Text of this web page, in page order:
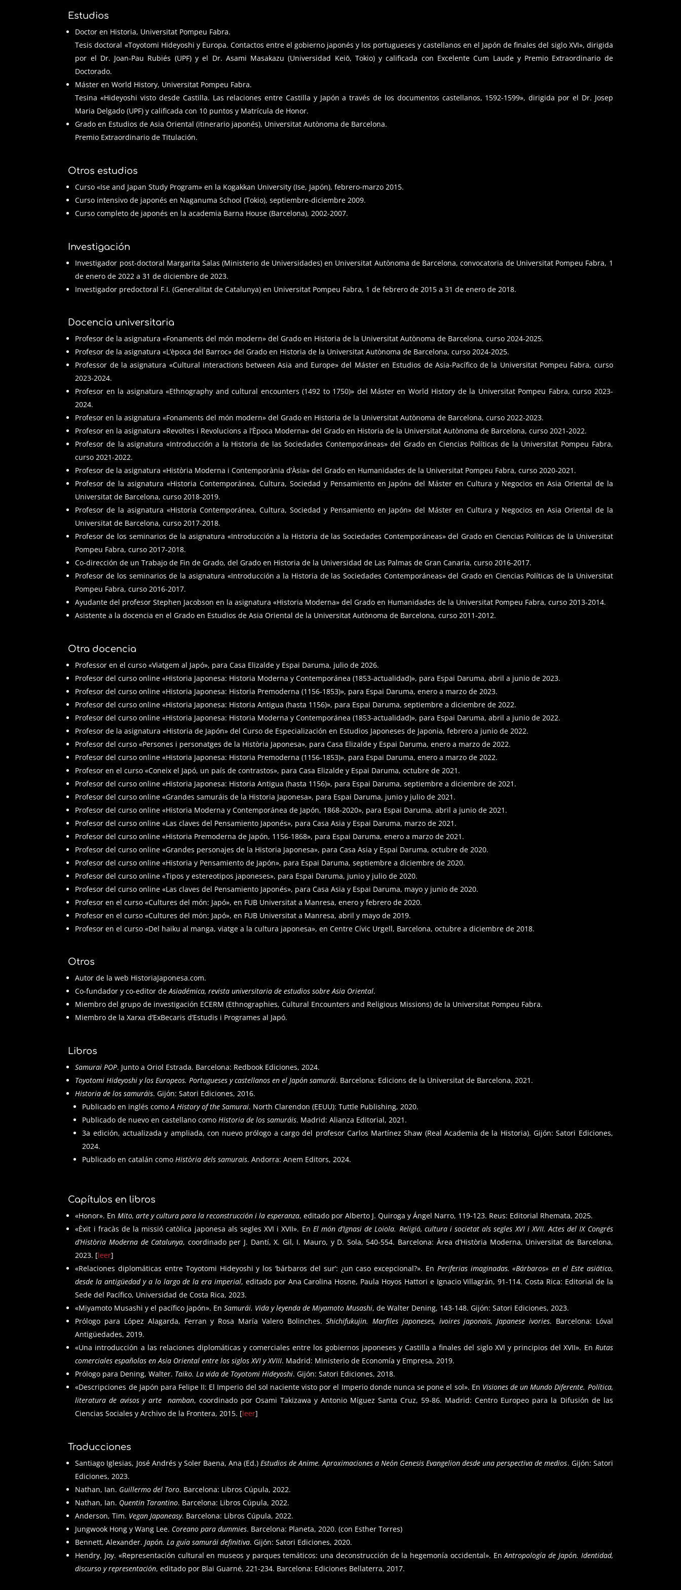
Estudios
Doctor en Historia, Universitat Pompeu Fabra.
Tesisdoctoral «Toyotomi Hideyoshi y Europa. Contactos entre el gobierno japonés y los portugueses y castellanos en el Japón de finales del siglo XVI», dirigida
por el Dr. Joan-Pau Rubiés (UPF) y el Dr. Asami Masakazu (Universidad Keiō, Tokio)y calificada con Excelente Cum Laude y Premio Extraordinario de
Doctorado.
Máster en World History, Universitat Pompeu Fabra.
Tesina «Hideyoshi visto desde Castilla. Las relaciones entre Castilla y Japón a través de los documentos castellanos, 1592-1599», dirigida por el Dr. Josep
Maria Delgado (UPF) y calificada con 10 puntos y Matrícula de Honor.
Grado en Estudios de Asia Oriental (itinerario japonés), Universitat Autònoma de Barcelona.
Premio Extraordinario de Titulación.
Otros estudios
Curso «Ise and Japan Study Program» en la Kogakkan University (Ise, Japón), febrero-marzo 2015.
Curso intensivo de japonés en Naganuma School (Tokio), septiembre-diciembre 2009.
Curso completo de japonés en la academia Barna House (Barcelona), 2002-2007.
Investigación
Investigador post-doctoral Margarita Salas (Ministerio de Universidades) en Universitat Autònoma de Barcelona, convocatoria de Universitat Pompeu Fabra, 1
de enero de 2022 a 31 de diciembre de 2023.
Investigador predoctoral F.I. (Generalitat de Catalunya) en Universitat Pompeu Fabra, 1 de febrero de 2015 a 31 de enero de 2018.
Docencia universitaria
Profesor de la asignatura «Fonaments del món modern» del Grado en Historia de la Universitat Autònoma de Barcelona, curso 2024-2025.
Profesor de la asignatura «L’època del Barroc» del Grado en Historia de la Universitat Autònoma de Barcelona, curso 2024-2025.
Professor de la asignatura «Cultural interactions between Asia and Europe» del Máster en Estudios de Asia-Pacífico de la Universitat Pompeu Fabra, curso
2023-2024.
Profesor en la asignatura «Ethnography and cultural encounters (1492 to 1750)» del Máster en World History de la Universitat Pompeu Fabra, curso 2023-
2024.
Profesor en la asignatura «Fonaments del món modern» del Grado en Historia de la Universitat Autònoma de Barcelona, curso 2022-2023.
Profesor en la asignatura «Revoltes i Revolucions a l’Època Moderna» del Grado en Historia de la Universitat Autònoma de Barcelona, curso 2021-2022.
Profesor de la asignatura «Introducción a la Historia de las Sociedades Contemporáneas» del Grado en Ciencias Políticas de la Universitat Pompeu Fabra,
curso 2021-2022.
Profesor de la asignatura «Història Moderna i Contemporània d’Àsia» del Grado en Humanidades de la Universitat Pompeu Fabra, curso 2020-2021.
Profesor de la asignatura «Historia Contemporánea, Cultura, Sociedad y Pensamiento en Japón» del Máster en Cultura y Negocios en Asia Oriental de la
Universitat de Barcelona, curso 2018-2019.
Profesor de la asignatura «Historia Contemporánea, Cultura, Sociedad y Pensamiento en Japón» del Máster en Cultura y Negocios en Asia Oriental de la
Universitat de Barcelona, curso 2017-2018.
Profesor de los seminarios de la asignatura «Introducción a la Historia de las Sociedades Contemporáneas» del Grado en Ciencias Políticas de la Universitat
Pompeu Fabra, curso 2017-2018.
Co-dirección de un Trabajo de Fin de Grado, del Grado en Historia de la Universidad de Las Palmas de Gran Canaria, curso 2016-2017.
Profesor de los seminarios de la asignatura «Introducción a la Historia de las Sociedades Contemporáneas» del Grado en Ciencias Políticas de la Universitat
Pompeu Fabra, curso 2016-2017.
Ayudante del profesor Stephen Jacobson en la asignatura «Historia Moderna» del Grado en Humanidades de la Universitat Pompeu Fabra, curso 2013-2014.
Asistente a la docencia en el Grado en Estudios de Asia Oriental de la Universitat Autònoma de Barcelona, curso 2011-2012.
Otra docencia
Professor en el curso «Viatgem al Japó», para Casa Elizalde y Espai Daruma, julio de 2026.
Profesor del curso online «Historia Japonesa: Historia Moderna y Contemporánea (1853-actualidad)», para Espai Daruma, abril a junio de 2023.
Profesor del curso online «Historia Japonesa: Historia Premoderna (1156-1853)», para Espai Daruma, enero a marzo de 2023.
Profesor del curso online «Historia Japonesa: Historia Antigua (hasta 1156)», para Espai Daruma, septiembre a diciembre de 2022.
Profesor del curso online «Historia Japonesa: Historia Moderna y Contemporánea (1853-actualidad)», para Espai Daruma, abril a junio de 2022.
Profesor de la asignatura «Historia de Japón» del Curso de Especialización en Estudios Japoneses de Japonia, febrero a junio de 2022.
Profesor del curso «Persones i personatges de la Història Japonesa», para Casa Elizalde y Espai Daruma, enero a marzo de 2022.
Profesor del curso online «Historia Japonesa: Historia Premoderna (1156-1853)», para Espai Daruma, enero a marzo de 2022.
Profesor en el curso «Coneix el Japó, un país de contrastos», para Casa Elizalde y Espai Daruma, octubre de 2021.
Profesor del curso online «Historia Japonesa: Historia Antigua (hasta 1156)», para Espai Daruma, septiembre a diciembre de 2021.
Profesor del curso online «Grandes samuráis de la Historia Japonesa», para Espai Daruma, junio y julio de 2021.
Profesor del curso online «Historia Moderna y Contemporánea de Japón, 1868-2020», para Espai Daruma, abril a junio de 2021.
Profesor del curso online «Las claves del Pensamiento Japonés», para Casa Asia y Espai Daruma, marzo de 2021.
Profesor del curso online «Historia Premoderna de Japón, 1156-1868», para Espai Daruma, enero a marzo de 2021.
Profesor del curso online «Grandes personajes de la Historia Japonesa», para Casa Asia y Espai Daruma, octubre de 2020.
Profesor del curso online «Historia y Pensamiento de Japón», para Espai Daruma, septiembre a diciembre de 2020.
Profesor del curso online «Tipos y estereotipos japoneses», para Espai Daruma, junio y julio de 2020.
Profesor del curso online «Las claves del Pensamiento Japonés», para Casa Asia y Espai Daruma, mayo y junio de 2020.
Profesor en el curso «Cultures del món: Japó», en FUB Universitat a Manresa, enero y febrero de 2020.
Profesor en el curso «Cultures del món: Japó», en FUB Universitat a Manresa, abril y mayo de 2019.
Profesor en el curso «Del haiku al manga, viatge a la cultura japonesa», en Centre Cívic Urgell, Barcelona, octubre a diciembre de 2018.
Otros
Autor de la web HistoriaJaponesa.com.
Co-fundador y co-editor deAsiadémica, revista universitaria de estudios sobre Asia Oriental.
Miembro del grupo de investigación ECERM (Ethnographies, Cultural Encounters and Religious Missions) de la Universitat Pompeu Fabra.
Miembro de la Xarxa d’ExBecaris d’Estudis i Programes al Japó.
Libros
Samurai POP. Junto a Oriol Estrada. Barcelona: Redbook Ediciones, 2024.
Toyotomi Hideyoshi y los Europeos. Portugueses y castellanos en el Japón samurái. Barcelona: Edicions de la Universitat de Barcelona, 2021.
Historia de los samuráis. Gijón: Satori Ediciones, 2016.
Publicado en ingléscomoA History of the Samurai. North Clarendon (EEUU): Tuttle Publishing, 2020.
Publicado de nuevo en castellano como Historia de los samuráis. Madrid: Alianza Editorial, 2021.
3a edición, actualizada y ampliada, con nuevo prólogo a cargo del profesor Carlos Martínez Shaw (Real Academia de la Historia). Gijón: Satori Ediciones,
2024.
Publicado en catalán como Història dels samurais. Andorra: Anem Editors, 2024.
Capítulos en libros
«Honor». EnMito, arte y cultura para la reconstrucción i la esperanza, editado por Alberto J. Quiroga y Ángel Narro, 119-123. Reus: Editorial Rhemata, 2025.
«Èxit i fracàs de la missió catòlica japonesa als segles XVI i XVII». En El món d’Ignasi de Loiola. Religió, cultura i societat als segles XVI i XVII. Actes del IX Congrés
d’Història Moderna de Catalunya, coordinado per J. Dantí, X. Gil, I. Mauro, y D. Sola, 540-554. Barcelona: Àrea d’Història Moderna, Universitat de Barcelona,
2023. [leer]
«Relaciones diplomáticas entre Toyotomi Hideyoshi y los ‘bárbaros del sur’: ¿un caso excepcional?». En Periferias imaginadas. «Bárbaros» en el Este asiático,
desde la antigüedad y a lo largo de la era imperial, editado por Ana Carolina Hosne, Paula Hoyos Hattori e Ignacio Villagrán, 91-114. Costa Rica: Editorial de la
Sede del Pacífico, Universidad de Costa Rica, 2023.
«Miyamoto Musashi y el pacífico Japón». EnSamurái. Vida y leyenda de Miyamoto Musashi, de Walter Dening, 143-148. Gijón: Satori Ediciones, 2023.
Prólogo para López Alagarda, Ferran y Rosa María Valero Bolinches.Shichifukujin. Marfiles japoneses, ivoires japonais, Japanese ivories. Barcelona: Lóval
Antigüedades, 2019.
«Una introducción a las relaciones diplomáticas y comerciales entre los gobiernos japoneses y Castilla a finales del siglo XVI y principios del XVII». En Rutas
comerciales españolas en Asia Oriental entre los siglos XVI y XVIII. Madrid: Ministerio de Economía y Empresa, 2019.
Prólogo para Dening, Walter. Taiko. La vida de Toyotomi Hideyoshi. Gijón: Satori Ediciones, 2018.
«Descripciones de Japón para Felipe II: El Imperio del sol naciente visto por el Imperio donde nunca se pone el sol». En Visiones de un Mundo Diferente. Política,
literatura de avisos y arte
namban, coordinado por Osami Takizawa y Antonio Míguez Santa Cruz, 59-86. Madrid: Centro Europeo para la Difusión de las
Ciencias Sociales y Archivo de la Frontera, 2015. [leer]
Traducciones
Santiago Iglesias, José Andrés y Soler Baena, Ana (Ed.) Estudios de Anime. Aproximaciones a Neón Genesis Evangelion desde una perspectiva de medios. Gijón: Satori
Ediciones, 2023.
Nathan, Ian. Guillermo del Toro. Barcelona: Libros Cúpula, 2022.
Nathan, Ian. Quentin Tarantino. Barcelona: Libros Cúpula, 2022.
Anderson, Tim. Vegan Japaneasy. Barcelona: Libros Cúpula, 2022.
Jungwook Hong y Wang Lee. Coreano para dummies. Barcelona: Planeta, 2020. (con Esther Torres)
Bennett, Alexander.Japón. La guía samurái definitiva. Gijón: Satori Ediciones, 2020.
Hendry, Joy. «Representación cultural en museos y parques temáticos: una deconstrucción de la hegemonía occidental». EnAntropología de Japón. Identidad,
discurso y representación, editado por Blai Guarné, 221-234. Barcelona: Ediciones Bellaterra, 2017.